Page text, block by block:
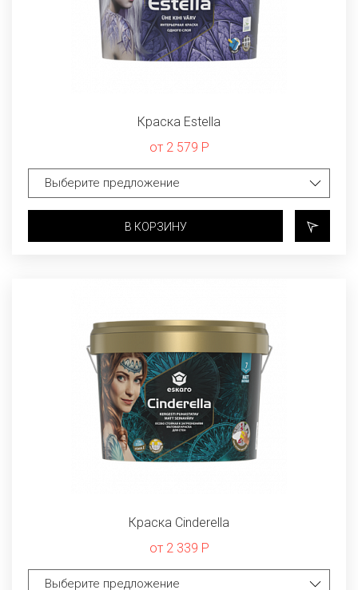
Краска Estella
от 2 579 Р
В КОРЗИНУ
Краска Cinderella
от 2 339 Р